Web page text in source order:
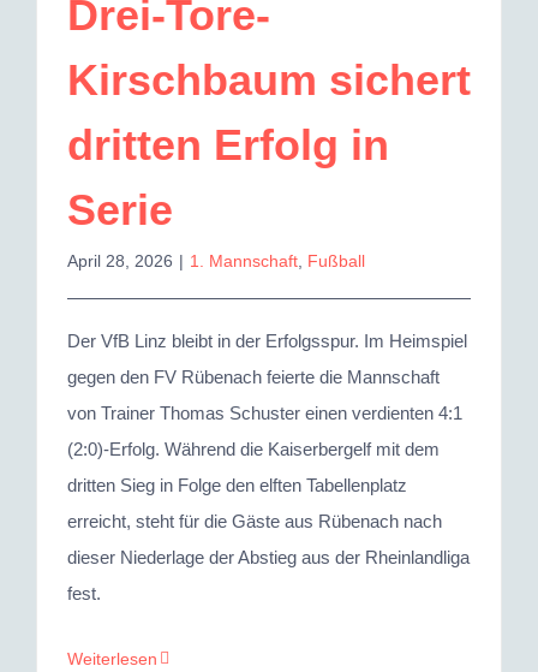
Drei-Tore-
Kirschbaum sichert
dritten Erfolg in
Serie
April 28, 2026 | 1. Mannschaft, Fußball
Der VfB Linz bleibt in der Erfolgsspur. Im Heimspiel
gegen den FV Rübenach feierte die Mannschaft
von Trainer Thomas Schuster einen verdienten 4:1
(2:0)-Erfolg. Während die Kaiserbergelf mit dem
dritten Sieg in Folge den elften Tabellenplatz
erreicht, steht für die Gäste aus Rübenach nach
dieser Niederlage der Abstieg aus der Rheinlandliga
fest.
Weiterlesen